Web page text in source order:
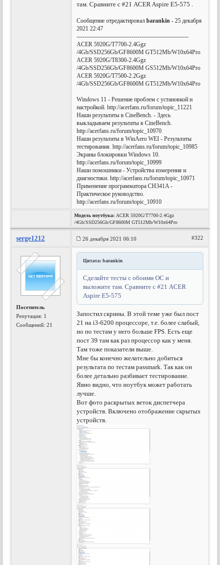
там. Сравните с #21 ACER Aspire E5-575 .
Сообщение отредактировалbarankin - 25 декабря
2021 22:47
---------------------------------------------------------
ACER 5920G/T7700-2.4Ggz
/4Gb/SSD256Gb/GF8600M GT512Mb/W10x64Pro
ACER 5920G/T8300-2.4Ggz
/4Gb/SSD256Gb/GF8600M GS512Mb/W10x64Pro
ACER 5920G/T7500-2.2Ggz
/4Gb/SSD256Gb/GF8600M GT512Mb/W10x64Pro
Windows 11 - Решение проблем с установкой и
настройкой. http://acerfans.ru/forum/topic_11221
Наши результаты в CineBench. - Здесь
выкладываем результаты в CineBench.
http://acerfans.ru/forum/topic_10970
Наши результаты в WinAero WEI - Результаты
тестирования. http://acerfans.ru/forum/topic_10985
Экраны блокировки Windows 10.
http://acerfans.ru/forum/topic_10999
Наши помошники - Устройства измерения и
диагностики. http://acerfans.ru/forum/topic_10971
Применение программатора CH341A -
Практическое руководство.
http://acerfans.ru/forum/topic_10910
Модель ноутбука: ACER 5920G/T7700-2.4Ggz
/4Gb/SSD256Gb/GF8600M GT512Mb/W10x64Pro
serge1212 26 декабря 2021 06:10 #322
Посетитель
Репутация: 1
Сообщений: 21
Цитата: barankin
Сделайте тесты c обоими ОС и
выложите там. Сравните с #21 ACER
Aspire E5-575
Запостил скрины. В этой теме уже был пост
21 на i3-6200 процессоре, т.е. более слабый,
но по тестам у него больше FPS. Есть еще
пост 39 там как раз процессор как у меня.
Там тоже показатели выше.
Мне бы конечно желательно добиться
результата по тестам passmark. Так как он
более детально разбивает тестирование.
Явно видно, что ноутбук может работать
лучше.
Вот фото раскрытых веток диспетчера
устройств. Включено отображение скрытых
устройств.